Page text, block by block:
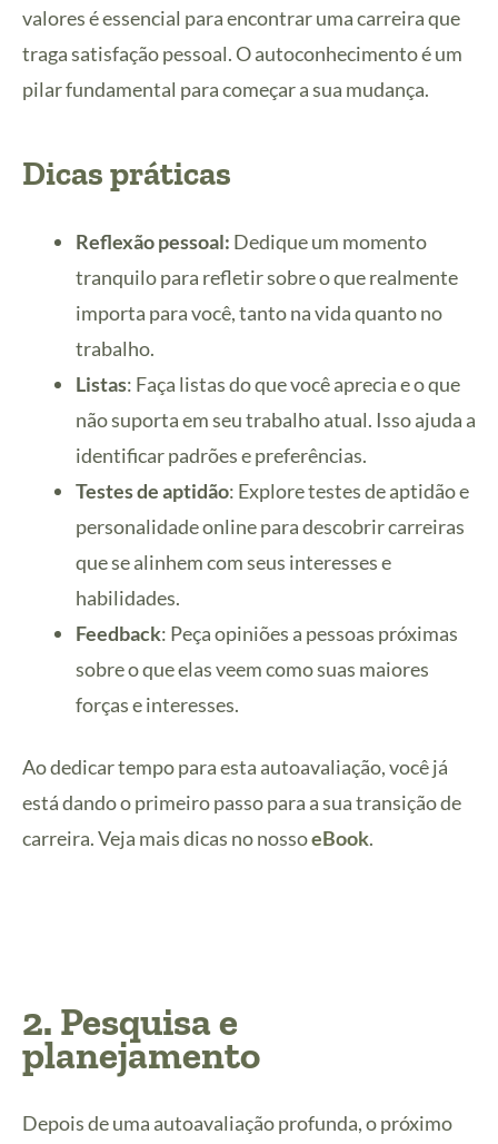
valores é essencial para encontrar uma carreira que
traga satisfação pessoal. O autoconhecimento é um
pilar fundamental para começar a sua mudança.
Dicas práticas
Reflexão pessoal: Dedique um momento
tranquilo para refletir sobre o que realmente
importa para você, tanto na vida quanto no
trabalho.
Listas: Faça listas do que você aprecia e o que
não suporta em seu trabalho atual. Isso ajuda a
identificar padrões e preferências.
Testes de aptidão: Explore testes de aptidão e
personalidade online para descobrir carreiras
que se alinhem com seus interesses e
habilidades.
Feedback: Peça opiniões a pessoas próximas
sobre o que elas veem como suas maiores
forças e interesses.
Ao dedicar tempo para esta autoavaliação, você já
está dando o primeiro passo para a sua transição de
carreira. Veja mais dicas no nossoeBook.
2. Pesquisa e
planejamento
Depois de uma autoavaliação profunda, o próximo